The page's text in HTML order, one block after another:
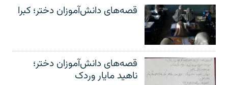
قصه‌های دانش‌آموزان دختر؛ کبرا
قصه‌های دانش‌آموزان دختر؛
ناهید مایار وردک